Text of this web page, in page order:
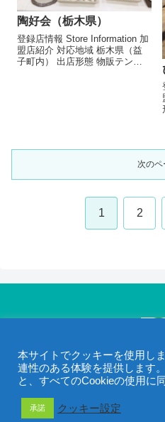
陶好会（栃木県）
登録店情報 Store Information 加
盟店紹介 対応地域 栃木県（益
子町内） 出店形態 物販テント
次のペ
1 2
©2005- 一般社団法人 移動販売協
著作権で保護
本サイトでクッキーを使用し
連性のある体験を提供します
と、すべてのCookieの使用に
承諾 クッキー設定